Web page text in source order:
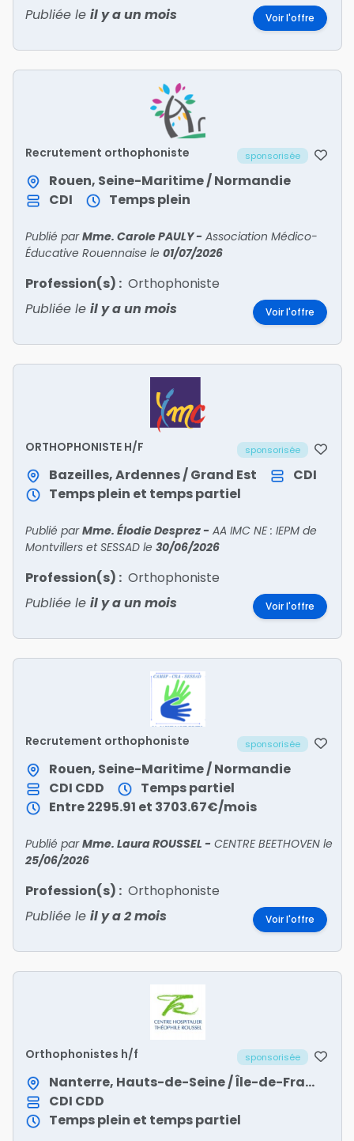
Publiée le il y a un mois Voir l'offre
Recrutement orthophoniste sponsorisée
Rouen, Seine-Maritime / Normandie
CDI
Temps plein
Publié parMme. Carole PAULY- Association Médico-
Éducative Rouennaise le 01/07/2026
Profession(s) : Orthophoniste
Publiée le il y a un mois Voir l'offre
ORTHOPHONISTE H/F sponsorisée
Bazeilles, Ardennes / Grand Est
CDI
Temps plein et temps partiel
Publié parMme. Élodie Desprez- AA IMC NE : IEPM de
Montvillers et SESSAD le 30/06/2026
Profession(s) : Orthophoniste
Publiée le il y a un mois Voir l'offre
Recrutement orthophoniste sponsorisée
Rouen, Seine-Maritime / Normandie
CDI CDD
Temps partiel
Entre 2295.91 et 3703.67€/mois
Publié parMme. Laura ROUSSEL - CENTRE BEETHOVEN le
25/06/2026
Profession(s) : Orthophoniste
Publiée le il y a 2 mois Voir l'offre
Orthophonistes h/f sponsorisée
Nanterre, Hauts-de-Seine / Île-de-France
CDI CDD
Temps plein et temps partiel